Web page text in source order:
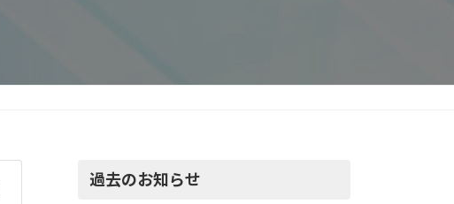
過去のお知らせ